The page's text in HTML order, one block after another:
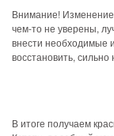
Внимание! Изменение
чем-то не уверены,
внести необходимые
восстановить,
В итоге получаем